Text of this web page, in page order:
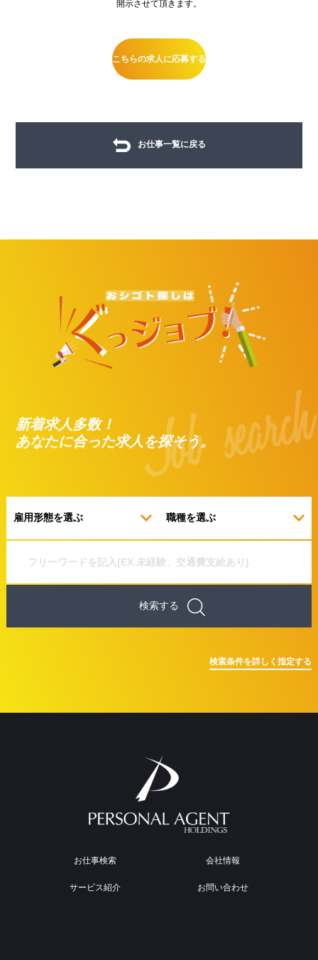
開示させて頂きます。
こちらの求人に応募する
お仕事一覧に戻る
新着求人多数！
あなたに合った求人を探そう。
検索条件を詳しく指定する
お仕事検索 会社情報
サービス紹介 お問い合わせ